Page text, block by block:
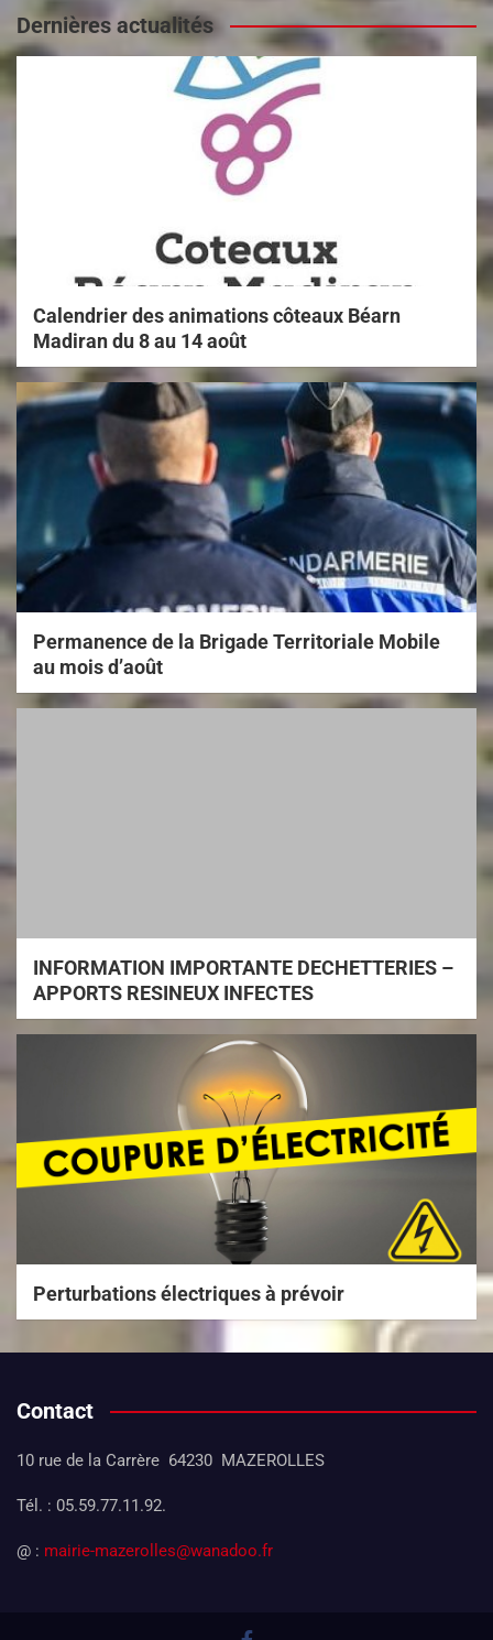
Dernières actualités
Calendrier des animations côteaux Béarn
Madiran du 8 au 14 août
Permanence de la Brigade Territoriale Mobile
au mois d’août
INFORMATION IMPORTANTE DECHETTERIES –
APPORTS RESINEUX INFECTES
Perturbations électriques à prévoir
Contact
10 rue de la Carrère 64230 MAZEROLLES
Tél. : 05.59.77.11.92.
@ : mairie-mazerolles@wanadoo.fr